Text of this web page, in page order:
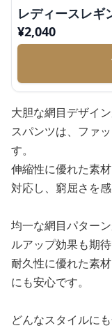
レディースレ
¥2,040
大胆な網目デザイ
スパンツは、ファ
す。
伸縮性に優れた素
対応し、窮屈さを感
均一な網目パター
ルアップ効果も期待
耐久性に優れた素
にも安心です。
どんなスタイルに